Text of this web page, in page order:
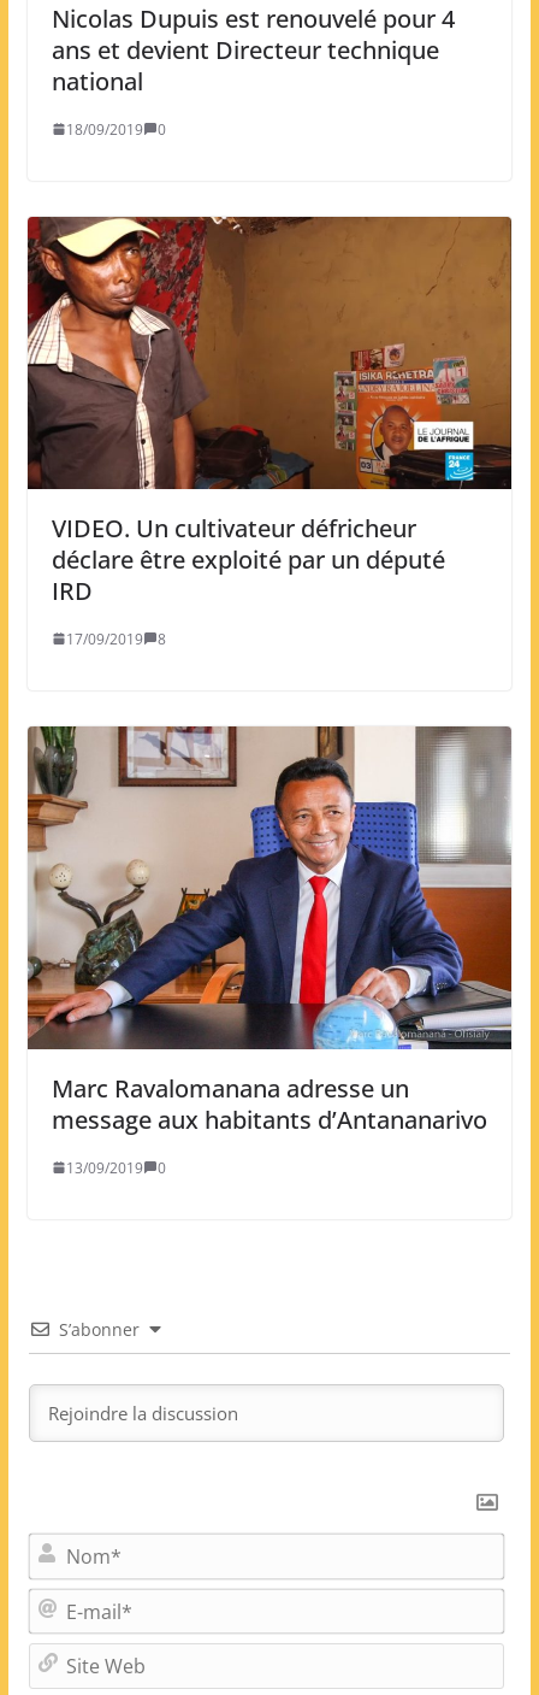
Nicolas Dupuis est renouvelé pour 4
ans et devient Directeur technique
national
18/09/2019 0
VIDEO. Un cultivateur défricheur
déclare être exploité par un député
IRD
17/09/2019 8
Marc Ravalomanana adresse un
message aux habitants d’Antananarivo
13/09/2019 0
S’abonner
o
m
*
E
-
m
i